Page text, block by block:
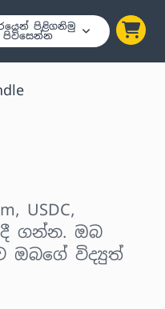
පිළිගනිමු
පිවිසෙන්න
USDC,
ගන්න. ඔබ
ඔබගේ විද්‍යුත්